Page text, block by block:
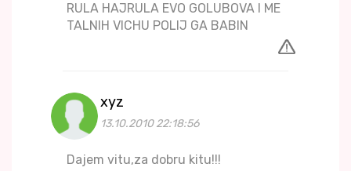
RULA HAJRULA EVO GOLUBOVA I ME
TALNIH VICHU POLIJ GA BABIN
xyz
13.10.2010 22:18:56
Dajem vitu,za dobru kitu!!!